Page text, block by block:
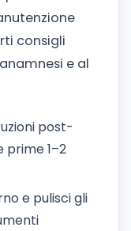
consigli
e al
post-
1–2
e pulisci gli